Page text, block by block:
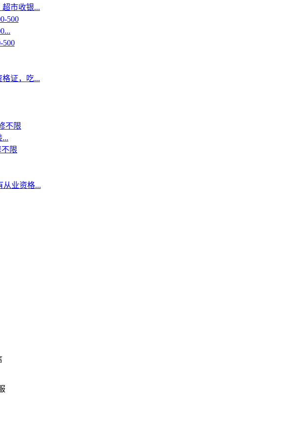
市收银...
500
证，吃...
...
限
从业资格...